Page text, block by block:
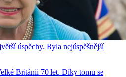
úspěchy. Byla nejúspěšnější
Británii 70 let. Díky tomu se